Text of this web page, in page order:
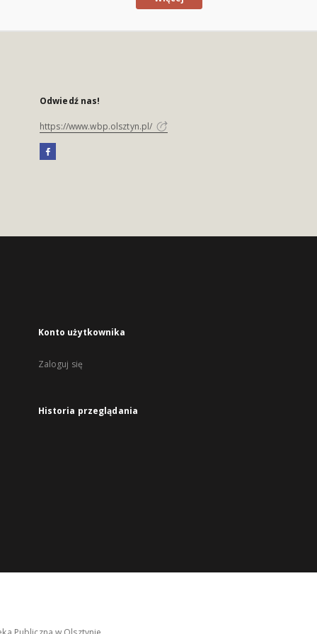
Odwiedź nas!
https://www.wbp.olsztyn.pl/
Konto użytkownika
Zaloguj się
Historia przeglądania